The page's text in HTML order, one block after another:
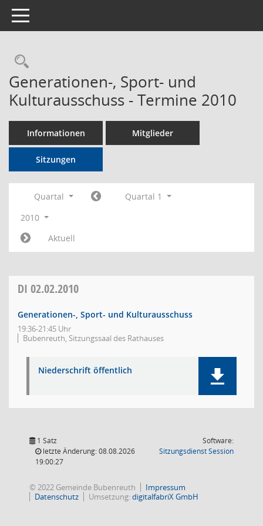
Toggle navigation
Rechercheauswahl
Generationen-, Sport- und
Kulturausschuss - Termine 2010
Informationen Mitglieder
Sitzungen
Quartal
Quartal 1
2010
Aktuell
DI 02.02.2010
Generationen-, Sport- und Kulturausschuss
19:36-21:45 Uhr
Bubenreuth, Sitzungssaal des Rathauses
Niederschrift öffentlich
1 Satz
letzte Änderung: 08.08.2026
19:00:27
Software:
SitzungsdienstSession(Wird in
© 2022 Gemeinde Bubenreuth
Impressum
Datenschutz
Umsetzung:digitalfabriX GmbH